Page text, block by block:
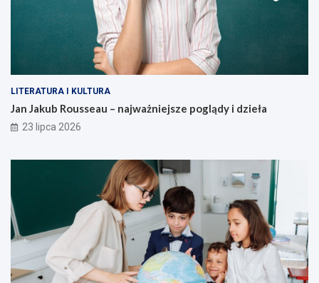
LITERATURA I KULTURA
Jan Jakub Rousseau – najważniejsze poglądy i dzieła
23 lipca 2026